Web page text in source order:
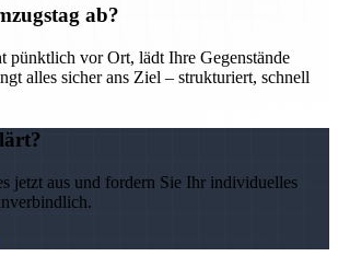
ab?
pünktlich vor Ort, lädt Ihre Gegenstände
alles sicher ans Ziel – strukturiert, schnell
jetzt aus und fordern Sie Ihr individuelles